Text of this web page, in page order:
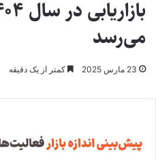
می‌رسد
23 مارس 2025 کمتر از یک دقیقه